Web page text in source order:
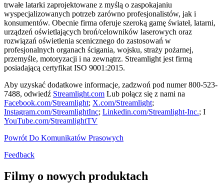
trwałe latarki zaprojektowane z myślą o zaspokajaniu
wyspecjalizowanych potrzeb zarówno profesjonalistów, jak i
konsumentów. Obecnie firma oferuje szeroką gamę świateł, latarni,
urządzeń oświetlających broń/celowników laserowych oraz
rozwiązań oświetlenia scenicznego do zastosowań w
profesjonalnych organach ścigania, wojsku, straży pożarnej,
przemyśle, motoryzacji i na zewnątrz. Streamlight jest firmą
posiadającą certyfikat ISO 9001:2015.
Aby uzyskać dodatkowe informacje, zadzwoń pod numer 800-523-
7488, odwiedź Streamlight.com Lub połącz się z nami na
Facebook.com/Streamlight; X.com/Streamlight;
Instagram.com/StreamlightInc; Linkedin.com/Streamlight-Inc.; I
YouTube.com/StreamlightTV
Powrót Do Komunikatów Prasowych
Feedback
Filmy o nowych produktach